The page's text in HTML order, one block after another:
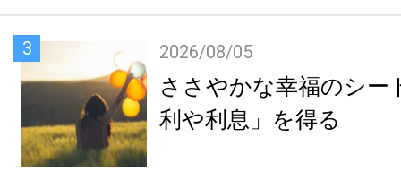
3 2026/08/05
ささやかな幸福のシー
利や利息」を得る